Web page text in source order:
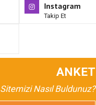
Instagram
Takip Et
ANKET
Sitemizi Nasıl Buldunuz?